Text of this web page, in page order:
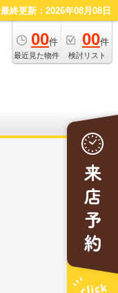
最終更新：2026年08月08日
00件
最近見た物件
00件
検討リスト